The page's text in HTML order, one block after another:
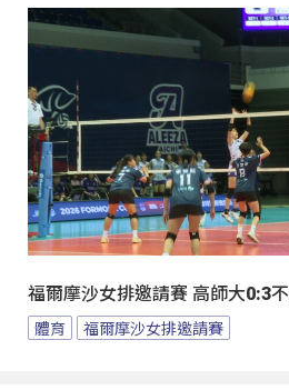
福爾摩沙女排邀請賽 高師大0:3
體育 福爾摩沙女排邀請賽